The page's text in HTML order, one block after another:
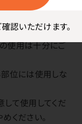
認いただけます。
使用は十分にご
位には使用しな
て使用してくだ
ください。